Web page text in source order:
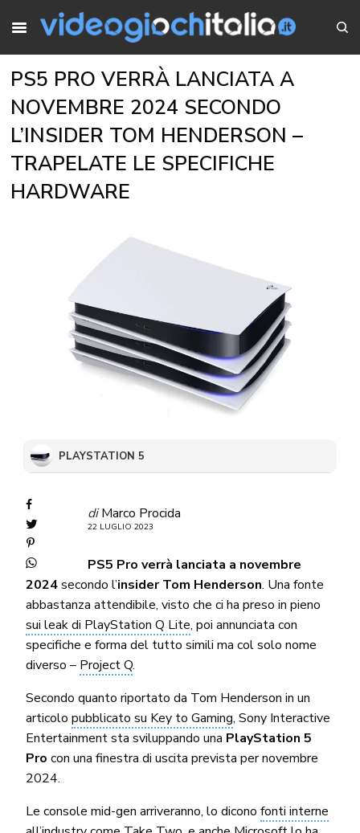
PS5 PRO VERRÀ LANCIATA A
NOVEMBRE 2024 SECONDO
L’INSIDER TOM HENDERSON –
TRAPELATE LE SPECIFICHE
HARDWARE
PLAYSTATION 5
di Marco Procida
22 LUGLIO 2023
PS5 Pro verrà lanciata a novembre
2024secondo l’insider Tom Henderson. Una fonte
abbastanza attendibile, visto che ci ha preso in pieno
sui leak di PlayStation Q Lite, poi annunciata con
specifiche e forma del tutto simili ma col solo nome
diverso – Project Q.
Secondo quanto riportato da Tom Henderson in un
articolo pubblicato su Key to Gaming, Sony Interactive
Entertainment sta sviluppando una PlayStation 5
Pro con una finestra di uscita prevista per novembre
2024.
Le console mid-gen arriveranno, lo diconofonti interne